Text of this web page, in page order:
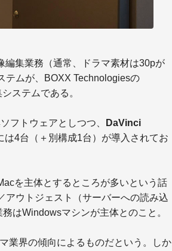
編集業務（通常、ドラマ素材は30pが
テムが、BOXX Technologiesの
ステムである。
フトウェアとしつつ、
DaVinci
4台（＋別構成1台）が導入されてお
を主体とするところが多いという話
アウトジェスト（サーバーへの読み込
はWindowsマシンが主体とのこと。
業界の傾向によるものだという。しか